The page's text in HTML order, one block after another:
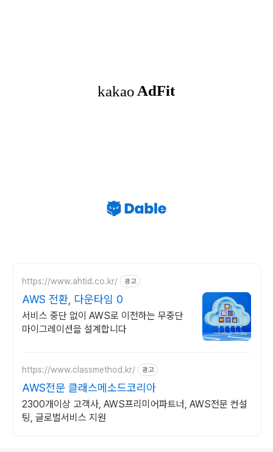
https://www.ahtid.co.kr/ 광고
AWS 전환, 다운타임 0
서비스 중단 없이 AWS로 이전하는 무중단
마이그레이션을 설계합니다
https://www.classmethod.kr/ 광고
AWS전문 클래스메소드코리아
2300개이상 고객사, AWS프리미어파트너, AWS전문 컨설
팅, 글로벌서비스 지원